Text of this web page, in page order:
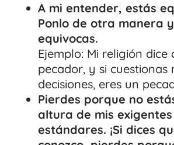
A mi entender, estás
Ponlo de otra manera
equivocas.
Ejemplo: Mi religión dice
pecador, y si cuestionas
decisiones, eres un
Pierdes porque no
altura de mis exigentes
estándares. ¡Si dices